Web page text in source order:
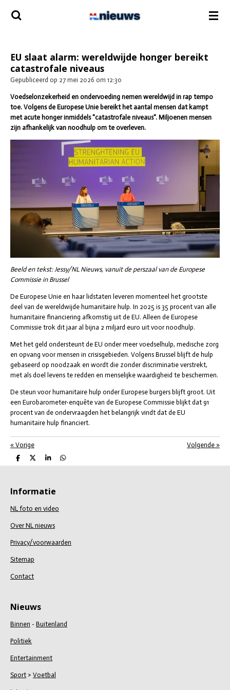
Ga
direct
EU slaat alarm: wereldwijde honger bereikt
catastrofale niveaus
Gepubliceerd op 27 mei 2026 om 12:30
Voedselonzekerheid en ondervoeding nemen wereldwijd in rap tempo
toe. Volgens de Europese Unie bereikt het aantal mensen dat kampt
met acute honger inmiddels "catastrofale niveaus". Miljoenen mensen
zijn afhankelijk van noodhulp om te overleven.
Beeld en tekst: Jessy/NL Nieuws, vanuit de perszaal van de Europese
Commissie in Brussel
De Europese Unie en haar lidstaten leveren momenteel het grootste
deel van de wereldwijde humanitaire hulp. In 2025 is 35 procent van alle
humanitaire financiering afkomstig uit de EU. Alleen de Europese
Commissie trok dit jaar al bijna 2 miljard euro uit voor noodhulp.
Met het geld ondersteunt de EU onder meer voedselhulp, medische zorg
en opvang voor mensen in crisisgebieden. Volgens Brussel blijft de hulp
gebaseerd op noodzaak en wordt die zonder discriminatie verstrekt,
met als doel levens te redden en menselijke waardigheid te beschermen.
De steun voor humanitaire hulp onder Europese burgers blijft groot. Uit
een Eurobarometer-enquête van de Europese Commissie blijkt dat 91
procent van de ondervraagden het belangrijk vindt dat de EU
humanitaire hulp financiert.
« Vorige Volgende »
D
e
n
D
e
S
h
e
D
e
Informatie
NL foto en video
Over NL nieuws
Privacy/voorwaarden
Sitemap
Contact
Nieuws
Binnen - Buitenland
Politiek
Entertainment
Sport > Voetbal